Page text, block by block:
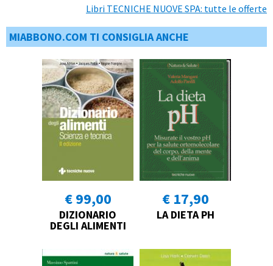
Libri TECNICHE NUOVE SPA: tutte le offerte
MIABBONO.COM TI CONSIGLIA ANCHE
€ 99,00
DIZIONARIO
DEGLI ALIMENTI
€ 17,90
LA DIETA PH